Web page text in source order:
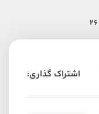
اشتراک گذاری: